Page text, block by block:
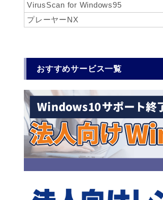
VirusScan for Windows95
プレーヤーNX
おすすめサービス一覧